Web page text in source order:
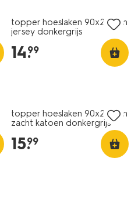
topper hoeslaken 90x200cm
jersey donkergrijs
14.
99
topper hoeslaken 90x200cm
zacht katoen donkergrijs
15.
99